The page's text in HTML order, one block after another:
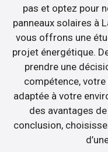
pas et optez pour
panneaux solaires à
vous offrons une
projet énergétique.
prendre une
compétence,
adaptée à votre
des avantages
conclusion,